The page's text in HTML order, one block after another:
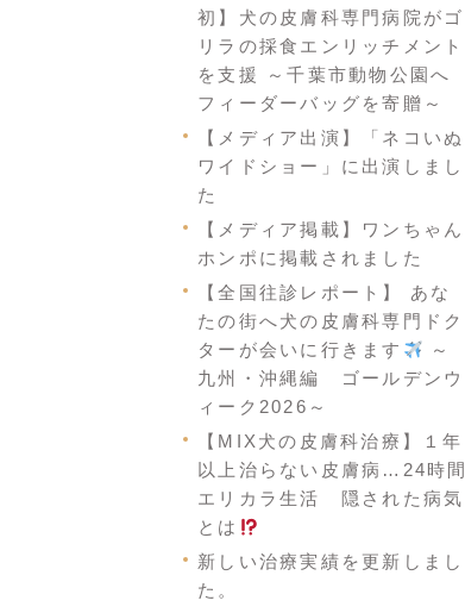
初】犬の皮膚科専門病院がゴ
リラの採食エンリッチメント
を支援 ～千葉市動物公園へ
フィーダーバッグを寄贈～
【メディア出演】「ネコいぬ
ワイドショー」に出演しまし
た
【メディア掲載】ワンちゃん
ホンポに掲載されました
【全国往診レポート】 あな
たの街へ犬の皮膚科専門ドク
ターが会いに行きます
～
九州・沖縄編 ゴールデンウ
ィーク2026～
【MIX犬の皮膚科治療】１年
以上治らない皮膚病…24時間
エリカラ生活 隠された病気
とは
新しい治療実績を更新しまし
た。